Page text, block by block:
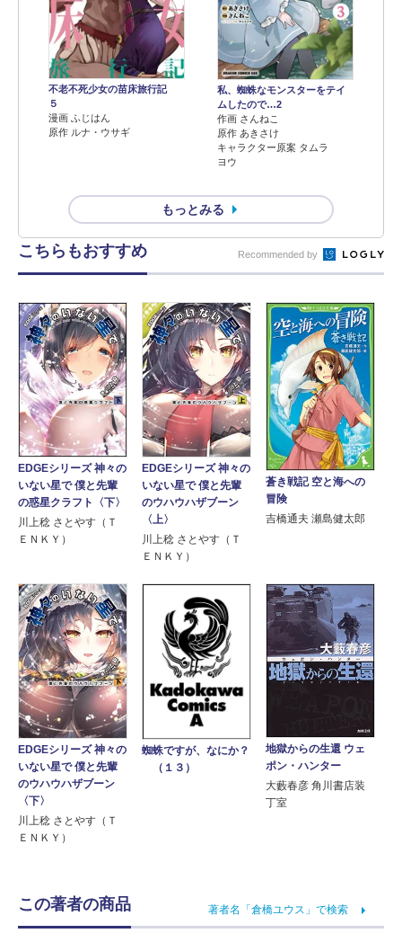
不老不死少女の苗床旅行記
５
漫画 ふじはん
原作 ルナ・ウサギ
私、蜘蛛なモンスターをテイ
ムしたので…2
作画 さんねこ
原作 あきさけ
キャラクター原案 タムラ
ヨウ
もっとみる
こちらもおすすめ Recommended by
EDGEシリーズ 神々の
いない星で 僕と先輩
の惑星クラフト〈下〉
川上稔 さとやす（Ｔ
ＥＮＫＹ）
EDGEシリーズ 神々の
いない星で 僕と先輩
のウハウハザブーン
〈上〉
川上稔 さとやす（Ｔ
ＥＮＫＹ）
蒼き戦記 空と海への
冒険
吉橋通夫 瀬島健太郎
EDGEシリーズ 神々の
いない星で 僕と先輩
のウハウハザブーン
〈下〉
川上稔 さとやす（Ｔ
ＥＮＫＹ）
蜘蛛ですが、なにか？
（１３）
地獄からの生還 ウェ
ポン・ハンター
大藪春彦 角川書店装
丁室
この著者の商品 著者名「倉橋ユウス」で検索